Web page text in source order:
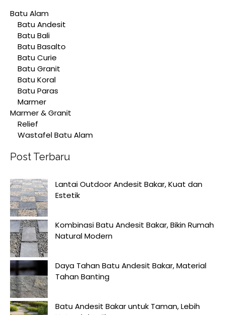
Batu Alam
Batu Andesit
Batu Bali
Batu Basalto
Batu Curie
Batu Granit
Batu Koral
Batu Paras
Marmer
Marmer & Granit
Relief
Wastafel Batu Alam
Post Terbaru
Lantai Outdoor Andesit Bakar, Kuat dan
Estetik
Kombinasi Batu Andesit Bakar, Bikin Rumah
Natural Modern
Daya Tahan Batu Andesit Bakar, Material
Tahan Banting
Batu Andesit Bakar untuk Taman, Lebih